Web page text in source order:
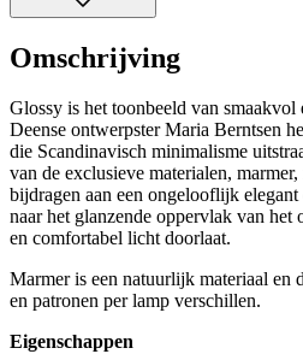
Omschrijving
Glossy is het toonbeeld van
Deense ontwerpster Maria Berntsen
die Scandinavisch minimalisme
van de exclusieve materialen,
bijdragen aan een ongelooflijk
naar het glanzende oppervlak van het
en comfortabel licht doorlaat.
Marmer is een natuurlijk materiaal en
en patronen per lamp verschillen.
Eigenschappen